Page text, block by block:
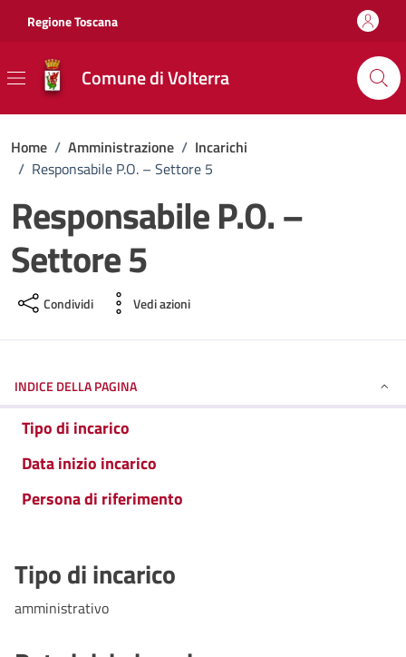
Regione Toscana
Comune di Volterra
Home / Amministrazione / Incarichi
/ Responsabile P.O. – Settore 5
Responsabile P.O. –
Settore 5
Condividi Vedi azioni
INDICE DELLA PAGINA
Tipo di incarico
Data inizio incarico
Persona di riferimento
Tipo di incarico
amministrativo